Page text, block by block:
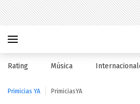
Rating Música
Primicias YA PrimiciasYA